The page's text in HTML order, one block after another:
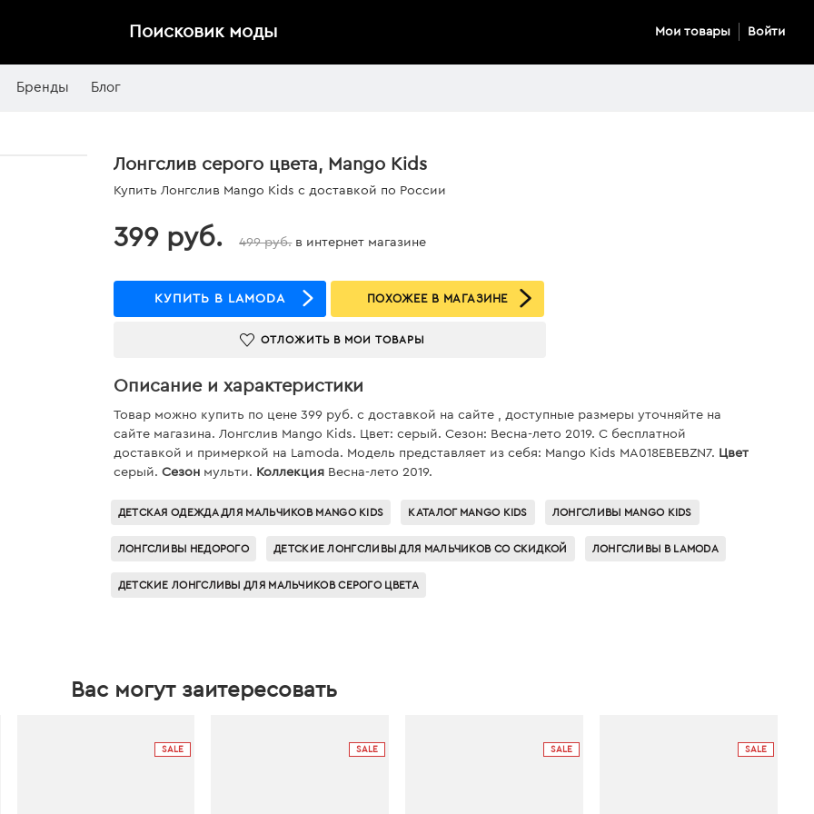
Поисковик моды Мои товары Войти
Бренды Блог
Лонгслив серого цвета, Mango Kids
Купить Лонгслив Mango Kids с доставкой по России
399 руб. 499 руб. в интернет магазине
КУПИТЬ В LAMODA ПОХОЖЕЕ В МАГАЗИНЕ
ОТЛОЖИТЬ В МОИ ТОВАРЫ
Описание и характеристики
Товар можно купить по цене 399 руб. c доставкой на сайте , доступные размеры уточняйте на
сайте магазина. Лонгслив Mango Kids. Цвет: серый. Сезон: Весна-лето 2019. С бесплатной
доставкой и примеркой на Lamoda. Модель представляет из себя: Mango Kids MA018EBEBZN7. Цвет
серый. Сезон мульти. Коллекция Весна-лето 2019.
ДЕТСКАЯ ОДЕЖДА ДЛЯ МАЛЬЧИКОВ MANGO KIDS КАТАЛОГ MANGO KIDS ЛОНГСЛИВЫ MANGO KIDS
ЛОНГСЛИВЫ НЕДОРОГО ДЕТСКИЕ ЛОНГСЛИВЫ ДЛЯ МАЛЬЧИКОВ СО СКИДКОЙ ЛОНГСЛИВЫ В LAMODA
ДЕТСКИЕ ЛОНГСЛИВЫ ДЛЯ МАЛЬЧИКОВ СЕРОГО ЦВЕТА
Вас могут заитересовать
SALE SALE SALE SALE